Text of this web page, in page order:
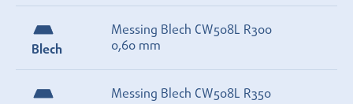
Blech
Messing Blech CW508L R300
0,60 mm
Messing Blech CW508L R350